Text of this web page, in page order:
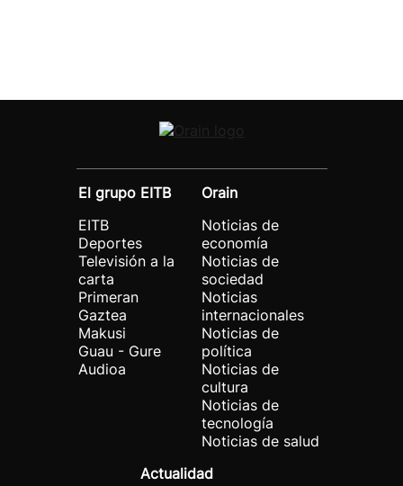
El grupo EITB
EITB
Deportes
Televisión a la
carta
Primeran
Gaztea
Makusi
Guau - Gure
Audioa
Orain
Noticias de
economía
Noticias de
sociedad
Noticias
internacionales
Noticias de
política
Noticias de
cultura
Noticias de
tecnología
Noticias de salud
Actualidad